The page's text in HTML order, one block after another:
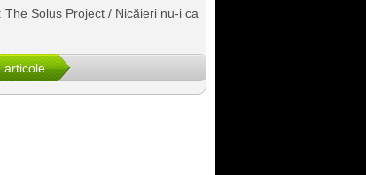
The Solus Project / Nicăieri nu-i ca
articole